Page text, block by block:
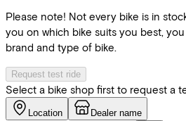
Please note! Not every bike is in
you on which bike suits you best,
brand and type of bike.
Request test ride
Select a bike shop first to request a
Location Dealer name